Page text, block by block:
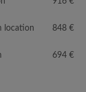
location 848 €
694 €